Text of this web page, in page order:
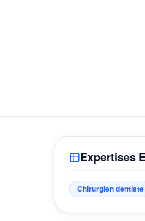
Expertises
Chirurgien dentiste